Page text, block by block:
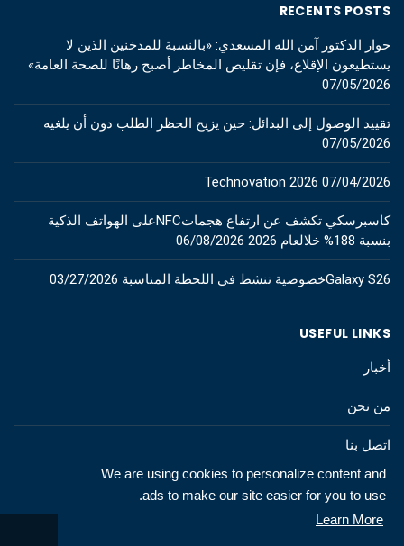
We are using cookies to personalize content and
ads to make our site easier for you to use.
Learn More
RECENTS POSTS
حوار الدكتور آمن الله المسعدي: «بالنسبة للمدخنين الذين لا
يستطيعون الإقلاع، فإن تقليص المخاطر أصبح رهانًا للصحة العامة»
07/05/2026
تقييد الوصول إلى البدائل: حين يزيح الحظر الطلب دون أن يلغيه
07/05/2026
Technovation 2026 07/04/2026
كاسبرسكي تكشف عن ارتفاع هجماتNFCعلى الهواتف الذكية
بنسبة 188% خلالعام 2026
06/08/2026
Galaxy S26خصوصية تنشط في اللحظة المناسبة 03/27/2026
USEFUL LINKS
أخبار
من نحن
اتصل بنا